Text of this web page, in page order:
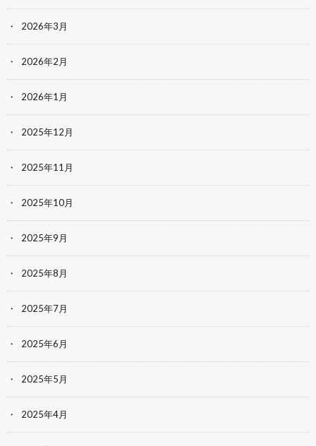
2026年3月
2026年2月
2026年1月
2025年12月
2025年11月
2025年10月
2025年9月
2025年8月
2025年7月
2025年6月
2025年5月
2025年4月